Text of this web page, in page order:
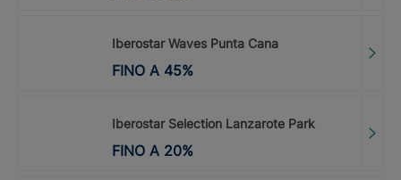
Iberostar Waves Punta Cana
FINO A 45%
Iberostar Selection Lanzarote Park
FINO A 20%